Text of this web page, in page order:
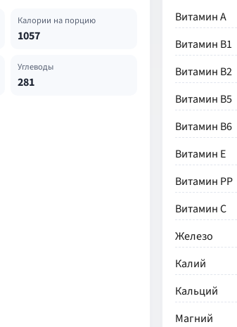
Калории на порцию
1057
Углеводы
281
Витамин А
Витамин В1
Витамин В2
Витамин В5
Витамин В6
Витамин Е
Витамин РР
Витамин С
Железо
Калий
Кальций
Магний